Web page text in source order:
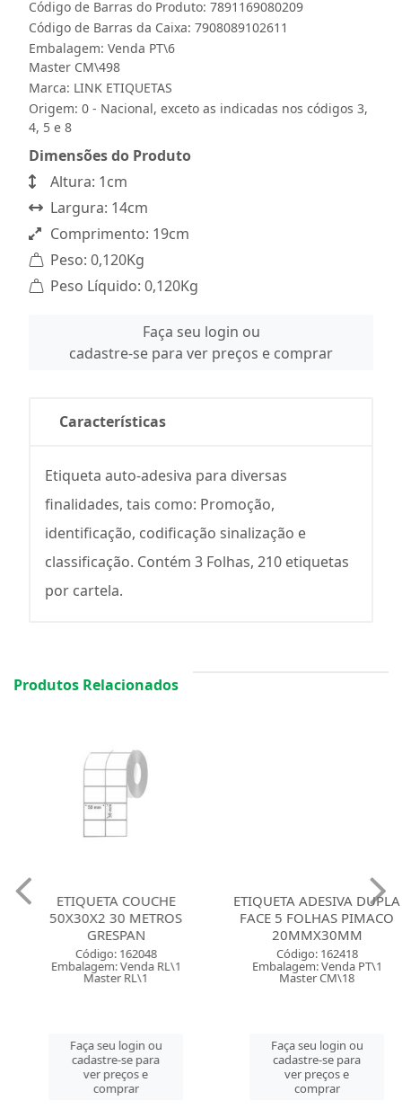
Código de Barras do Produto: 7891169080209
Código de Barras da Caixa: 7908089102611
Embalagem: Venda PT\6
Master CM\498
Marca: LINK ETIQUETAS
Origem: 0 - Nacional, exceto as indicadas nos códigos 3,
4, 5 e 8
Dimensões do Produto
Altura: 1cm
Largura: 14cm
Comprimento: 19cm
Peso: 0,120Kg
Peso Líquido: 0,120Kg
Faça seu login ou
cadastre-se para ver preços e comprar
Características
Etiqueta auto-adesiva para diversas
finalidades, tais como: Promoção,
identificação, codificação sinalização e
classificação. Contém 3 Folhas, 210 etiquetas
por cartela.
Produtos Relacionados
ETIQUETA COUCHE
50X30X2 30 METROS
GRESPAN
Código: 162048
Embalagem: Venda RL\1
Master RL\1
Faça seu login ou
cadastre-se para
ver preços e
comprar
ETIQUETA ADESIVA DUPLA
FACE 5 FOLHAS PIMACO
20MMX30MM
Código: 162418
Embalagem: Venda PT\1
Master CM\18
Faça seu login ou
cadastre-se para
ver preços e
comprar